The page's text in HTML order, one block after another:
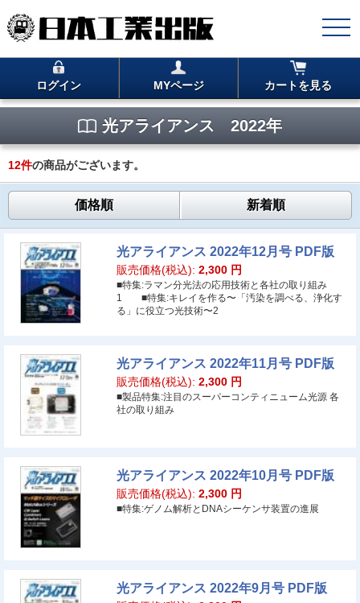
ログイン MYページ カートを見る
光アライアンス 2022年
12件の商品がございます。
価格順 新着順
光アライアンス 2022年12月号 PDF版
販売価格(税込): 2,300 円
■特集:ラマン分光法の応用技術と各社の取り組み
1 ■特集:キレイを作る〜「汚染を調べる、浄化す
る」に役立つ光技術〜2
光アライアンス 2022年11月号 PDF版
販売価格(税込): 2,300 円
■製品特集:注目のスーパーコンティニューム光源 各
社の取り組み
光アライアンス 2022年10月号 PDF版
販売価格(税込): 2,300 円
■特集:ゲノム解析とDNAシーケンサ装置の進展
光アライアンス 2022年9月号 PDF版